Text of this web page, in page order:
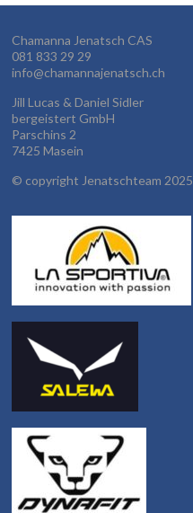
Chamanna Jenatsch CAS
081 833 29 29
info@chamannajenatsch.ch
Jill Lucas & Daniel Sidler
bergeistert GmbH
Parschins 2
7425 Masein
© copyright Jenatschteam 2025